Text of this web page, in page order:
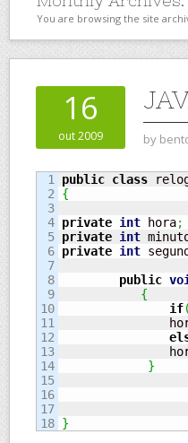
You are browsing the site
16
out 2009 by
1
2
3
4
5
6
7
8
9
10
11
12
13
14
15
16
17
public class
{
private int hora;
private int
private int
public
{
if(
}
}